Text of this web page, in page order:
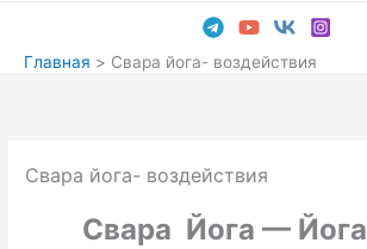
Главная Свара йога- воздействия
Свара йога- воздействия
Свара Йога — Йога